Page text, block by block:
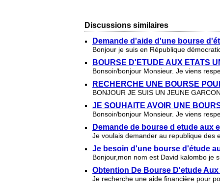
Discussions similaires
Demande d'aide d'une bourse
Bonjour je suis en République
BOURSE D'ETUDE AUX ETATS
Bonsoir/bonjour Monsieur. Je viens
RECHERCHE UNE BOURSE
BONJOUR JE SUIS UN JEUNE
JE SOUHAITE AVOIR UNE
Bonsoir/bonjour Monsieur. Je viens
Demande de bourse d etude aux
Je voulais demander au republique des
Je besoin d'une bourse d'étude
Bonjour,mon nom est David kalombo je
Obtention De Bourse D'etude
Je recherche une aide financière pour